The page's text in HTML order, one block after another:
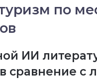
по
ИИ
сравнение с